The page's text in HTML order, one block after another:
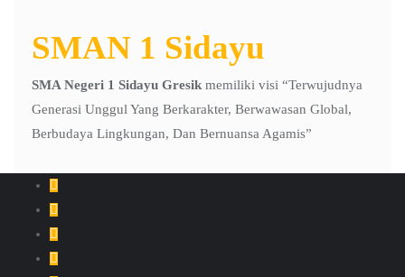
SMAN 1 Sidayu
SMA Negeri 1 Sidayu Gresik memiliki visi “Terwujudnya
Generasi Unggul Yang Berkarakter, Berwawasan Global,
Berbudaya Lingkungan, Dan Bernuansa Agamis”